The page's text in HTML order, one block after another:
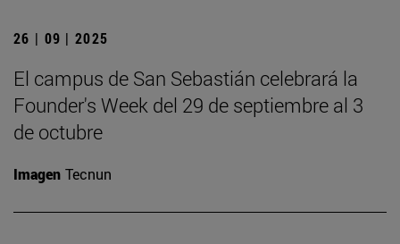
26 | 09 | 2025
El campus de San Sebastián celebrará la
Founder's Week del 29 de septiembre al 3
de octubre
Imagen Tecnun